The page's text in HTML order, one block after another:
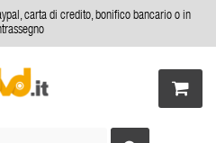
carta di credito, bonifico bancario o in